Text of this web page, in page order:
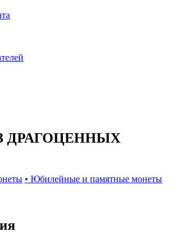
ДРАГОЦЕННЫХ
• Юбилейные и памятные монеты